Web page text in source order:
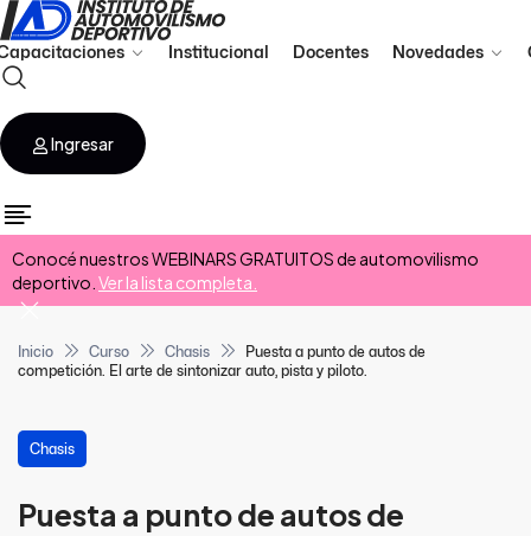
Institucional Docentes Novedades
Ingresar
Conocé nuestros WEBINARS GRATUITOS de automovilismo
deportivo. Ver la lista completa.
Inicio Curso Chasis
Puesta a punto de autos de
competición. El arte de sintonizar auto, pista y piloto.
Chasis
Puesta a punto de autos de